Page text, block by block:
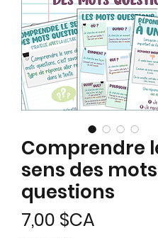
Comprendre
sens des mots
questions
7,00 $CA